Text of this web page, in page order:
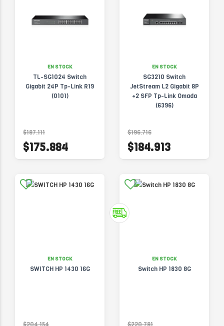
EN STOCK
TL-SG1024 Switch
Gigabit 24P Tp-Link R19
(0101)
$187.111
$175.884
EN STOCK
SG3210 Switch
JetStream L2 Gigabit 8P
+2 SFP Tp-Link Omada
(6396)
$196.716
$184.913
EN STOCK
SWITCH HP 1430 16G
EN STOCK
Switch HP 1830 8G